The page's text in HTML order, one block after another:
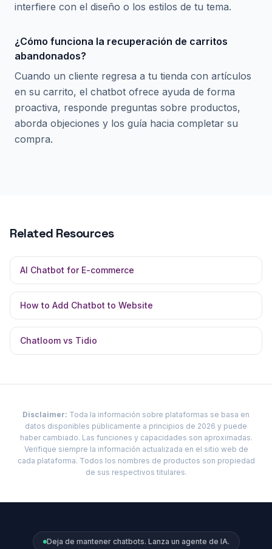
interfiere con el diseño o los estilos de tu tema.
¿Cómo funciona la recuperación de carritos
abandonados?
Cuando un cliente regresa a tu tienda con artículos
en su carrito, el chatbot ofrece ayuda de forma
proactiva, responde preguntas sobre productos,
aborda objeciones y los guía hacia completar su
compra.
Related Resources
AI Chatbot for E-commerce
How to Add Chatbot to Website
Chatloom vs Tidio
Disclaimer: Toda la información sobre plataformas se basa en
datos disponibles públicamente a principios de 2026 y puede
haber cambiado. Las funciones y capacidades son aproximadas.
Verifique siempre la información actualizada en el sitio web de
cada plataforma. Todos los nombres de productos son propiedad
de sus respectivos titulares.
Deja de mantener chatbots. Lanza un agente de IA.